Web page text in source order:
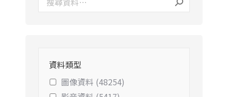
資料類型
圖像資料 (48254)